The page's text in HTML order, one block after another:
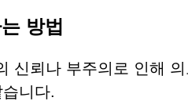
방법
신뢰나 부주의로 인해
니다.